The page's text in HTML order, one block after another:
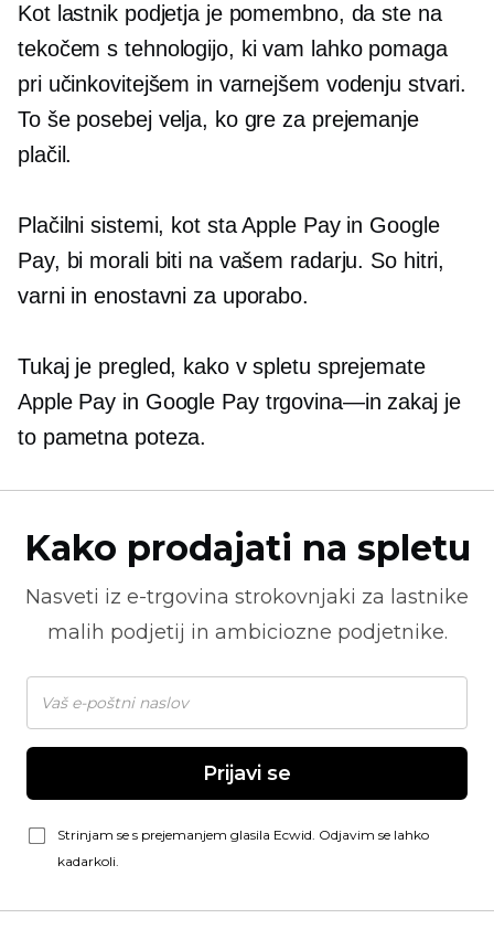
Kot lastnik podjetja je pomembno, da ste na
tekočem s tehnologijo, ki vam lahko pomaga
pri učinkovitejšem in varnejšem vodenju stvari.
To še posebej velja, ko gre za prejemanje
plačil.
Plačilni sistemi, kot sta Apple Pay in Google
Pay, bi morali biti na vašem radarju. So hitri,
varni in enostavni za uporabo.
Tukaj je pregled, kako v spletu sprejemate
Apple Pay in Google Pay trgovina—in zakaj je
to pametna poteza.
Kako prodajati na spletu
Nasveti iz e-trgovina strokovnjaki za lastnike
malih podjetij in ambiciozne podjetnike.
Prijavi se
Strinjam se s prejemanjem glasila Ecwid. Odjavim se lahko
kadarkoli.